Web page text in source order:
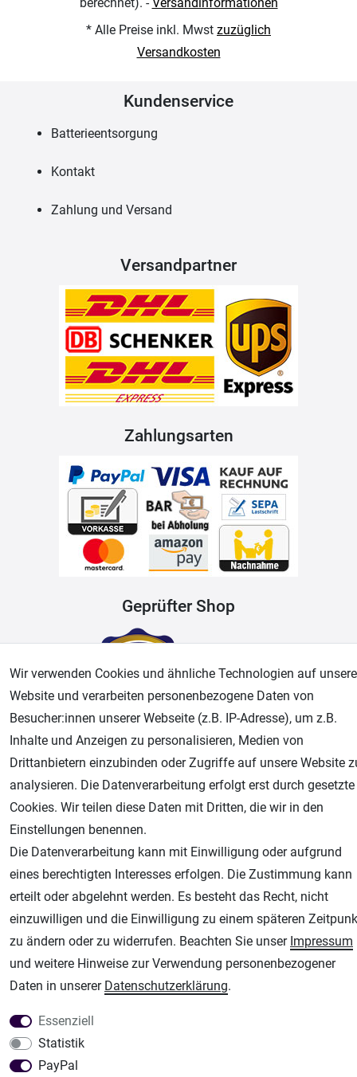
* Alle Preise inkl. Mwst zuzüglich
Versandkosten
Kundenservice
Batterieentsorgung
Kontakt
Zahlung und Versand
Versandpartner
Zahlungsarten
Geprüfter Shop
AGB Widerrufsrecht Datenschutz Impressum
Unsere weiteren Shops:
Airbrush-City
Fachhandel für: Airbrushpistolen, Kompressoren, Airbrushfarben
Modellbau-City
Modellbau Shop
Schneideplotter, Transferpressen, Siebdruck und Plotterfolien
Im Shop Kaufen
Küchen Zubehör - Haus/Garten - Tierbedarf
Wir verwenden Cookies und ähnliche Technologien auf
Website und verarbeiten personenbezogene Daten von
Besucher:innen unserer Webseite (z.B. IP-Adresse), um z.B.
Inhalte und Anzeigen zu personalisieren, Medien von
Drittanbietern einzubinden oder Zugriffe auf unsere Website
analysieren. Die Datenverarbeitung erfolgt erst durch gesetzte
Cookies. Wir teilen diese Daten mit Dritten, die wir in den
Einstellungen benennen.
Die Datenverarbeitung kann mit Einwilligung oder aufgrund
eines berechtigten Interesses erfolgen. Die Zustimmung kann
erteilt oder abgelehnt werden. Es besteht das Recht, nicht
einzuwilligen und die Einwilligung zu einem späteren
zu ändern oder zu widerrufen. Beachten Sie unser Impressum
und weitere Hinweise zur Verwendung personenbezogener
Daten in unserer Daten­schutz­erklärung.
Essenziell
Statistik
PayPal